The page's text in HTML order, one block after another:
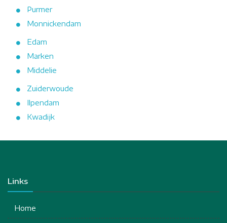
Purmer
Monnickendam
Edam
Marken
Middelie
Zuiderwoude
Ilpendam
Kwadijk
Links
Home